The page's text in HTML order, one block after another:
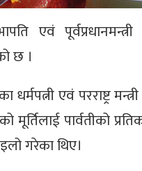
एवं
छ ।
एवं परराष्ट्र
मूर्तिलाई पार्वतीको
गरेका थिए।